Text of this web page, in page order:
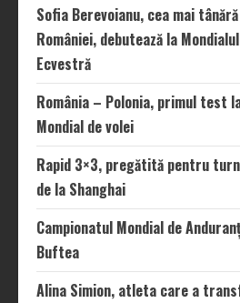
Sofia Berevoianu, cea mai
României, debutează la
Ecvestră
România – Polonia, primul test
Mondial de volei
Rapid 3×3, pregătită pentru
de la Shanghai
Campionatul Mondial de
Buftea
Alina Simion, atleta care a